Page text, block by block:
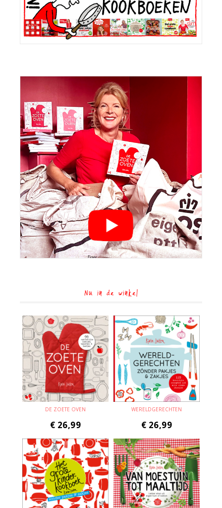
Nu in de winkel
DE ZOETE OVEN
€ 26,99
WERELDGERECHTEN
€ 26,99